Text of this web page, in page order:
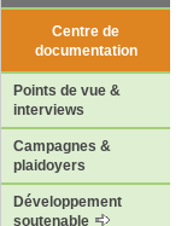
Centre de
documentation
Points de vue &
interviews
Campagnes &
plaidoyers
Développement
soutenable